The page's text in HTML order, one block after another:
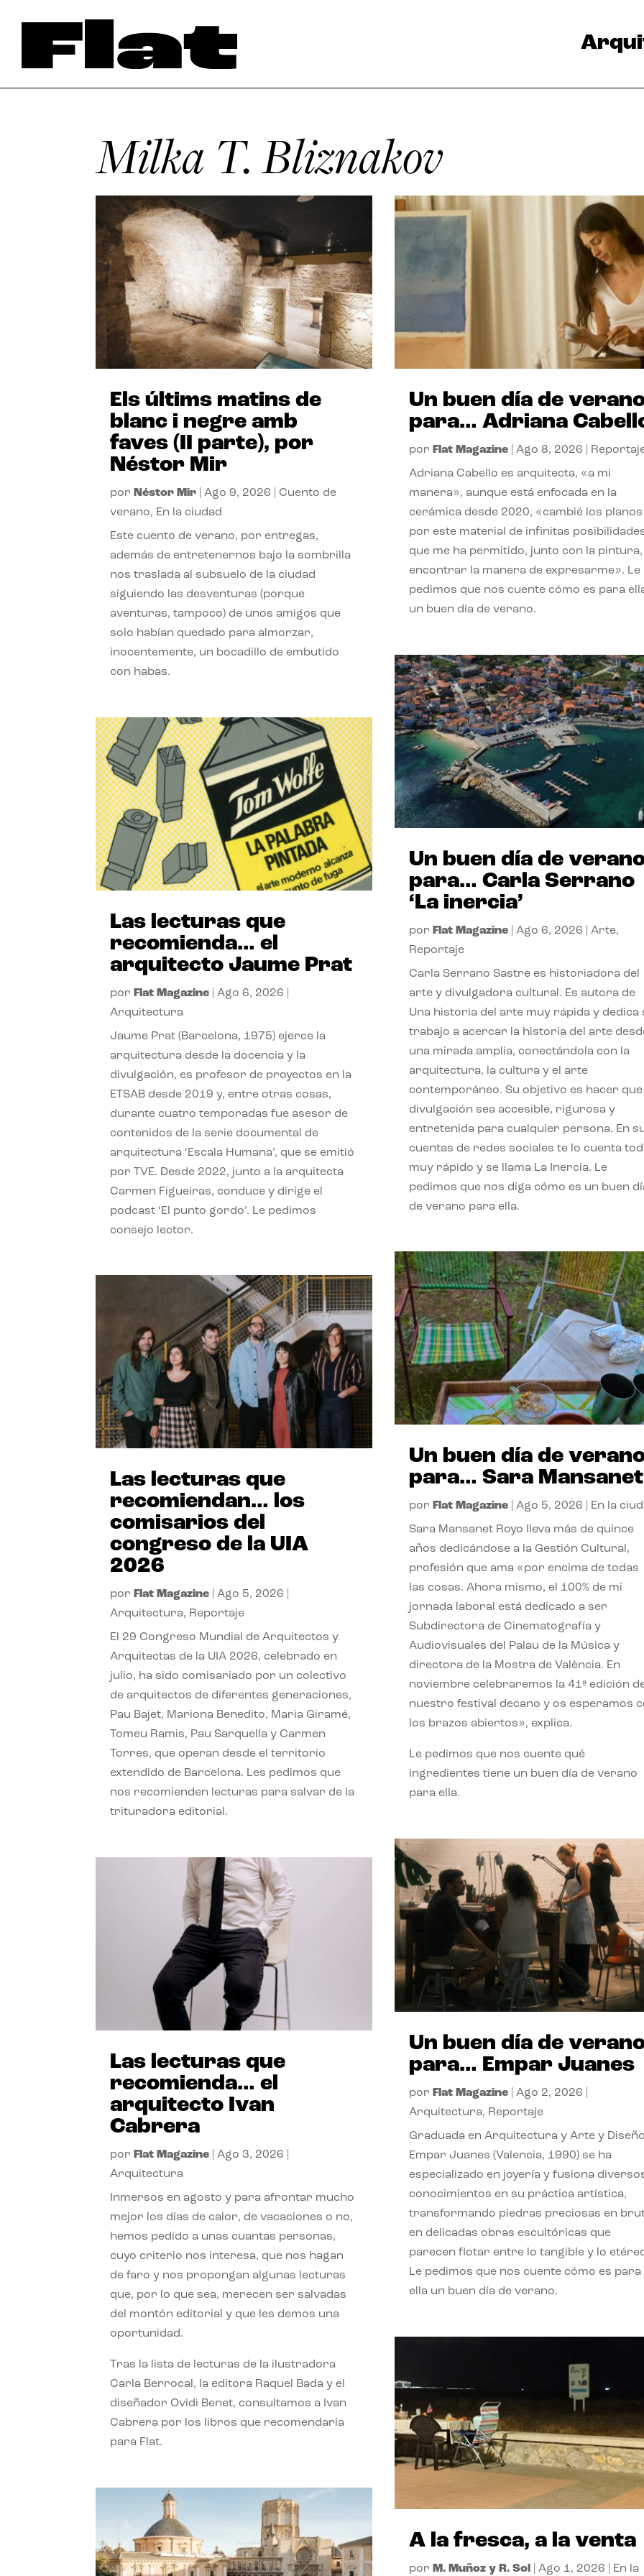
Milka T. Bliznakov
Els últims matins de
blanc i negre amb
faves (II parte), por
Néstor Mir
por Néstor Mir |Ago 9, 2026 |Cuento de
verano, En la ciudad
Este cuento de verano, por entregas,
además de entretenernos bajo la sombrilla
nos traslada al subsuelo de la ciudad
siguiendo las desventuras (porque
aventuras, tampoco) de unos amigos que
solo habían quedado para almorzar,
inocentemente, un bocadillo de embutido
con habas.
Las lecturas que
recomienda… el
arquitecto Jaume Prat
por Flat Magazine |Ago 6, 2026
Arquitectura
Jaume Prat (Barcelona, 1975) ejerce la
arquitectura desde la docencia y la
divulgación, es profesor de proyectos en la
ETSAB desde 2019 y, entre otras cosas,
durante cuatro temporadas fue asesor de
contenidos de la serie documental de
arquitectura ‘Escala Humana’, que se emitió
por TVE. Desde 2022, junto a la arquitecta
Carmen Figueiras, conduce y dirige el
podcast ‘El punto gordo’. Le pedimos
consejo lector.
Las lecturas que
recomiendan… los
comisarios del
congreso de la UIA
2026
por Flat Magazine |Ago 5, 2026
Arquitectura, Reportaje
El 29 Congreso Mundial de Arquitectos y
Arquitectas de la UIA 2026, celebrado en
julio, ha sido comisariado por un colectivo
de arquitectos de diferentes generaciones,
Pau Bajet, Mariona Benedito, Maria Giramé,
Tomeu Ramis, Pau Sarquella y Carmen
Torres, que operan desde el territorio
extendido de Barcelona. Les pedimos que
nos recomienden lecturas para salvar de la
trituradora editorial.
Las lecturas que
recomienda… el
arquitecto Ivan
Cabrera
por Flat Magazine |Ago 3, 2026
Arquitectura
Inmersos en agosto y para afrontar mucho
mejor los días de calor, de vacaciones o no,
hemos pedido a unas cuantas personas,
cuyo criterio nos interesa, que nos hagan
de faro y nos propongan algunas lecturas
que, por lo que sea, merecen ser salvadas
del montón editorial y que les demos una
oportunidad.
Tras la lista de lecturas de la ilustradora
Carla Berrocal, la editora Raquel Bada y el
diseñador Ovidi Benet, consultamos a Ivan
Cabrera por los libros que recomendaría
para Flat.
Un buen día de
para… Adriana
por Flat Magazine| Ago 8, 2026
Adriana Cabello es arquitecta, «a mi
manera», aunque está enfocada en la
cerámica desde 2020, «cambié los planos
por este material de infinitas
que me ha permitido, junto con la pintura,
encontrar la manera de expresarme». Le
pedimos que nos cuente cómo es para
un buen día de verano.
Un buen día de
para… Carla Serrano
‘La inercia’
por Flat Magazine| Ago 6, 2026 Arte,
Reportaje
Carla Serrano Sastre es historiadora del
arte y divulgadora cultural. Es autora de
Una historia del arte muy rápida y dedica
trabajo a acercar la historia del arte
una mirada amplia, conectándola con la
arquitectura, la cultura y el arte
contemporáneo. Su objetivo es hacer que
divulgación sea accesible, rigurosa y
entretenida para cualquier persona. En
cuentas de redes sociales te lo cuenta
muy rápido y se llama La Inercia. Le
pedimos que nos diga cómo es un buen
de verano para ella.
Un buen día de
para… Sara Mansanet
por Flat Magazine| Ago 5, 2026 En la
Sara Mansanet Royo lleva más de quince
años dedicándose a la Gestión Cultural,
profesión que ama «por encima de todas
las cosas. Ahora mismo, el 100% de mi
jornada laboral está dedicado a ser
Subdirectora de Cinematografía y
Audiovisuales del Palau de la Música y
directora de la Mostra de València. En
noviembre celebraremos la 41ª edición
nuestro festival decano y os esperamos
los brazos abiertos», explica.
Le pedimos que nos cuente qué
ingredientes tiene un buen día de verano
para ella.
Un buen día de
para… Empar Juanes
por Flat Magazine| Ago 2, 2026
Arquitectura, Reportaje
Graduada en Arquitectura y Arte y
Empar Juanes (Valencia, 1990) se ha
especializado en joyería y fusiona
conocimientos en su práctica artística,
transformando piedras preciosas en
en delicadas obras escultóricas que
parecen flotar entre lo tangible y lo
Le pedimos que nos cuente cómo es para
ella un buen día de verano.
A la fresca, a la venta
por M. Muñoz y R. Sol Ago 1, 2026 En la